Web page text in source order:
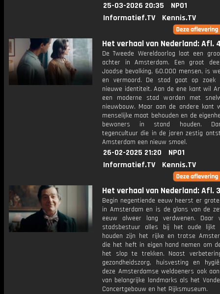
25-03-2026 20:35
NPO1
Informatief.TV
Kennis.TV
Het verhaal van Nederland: Afl.
De Tweede Wereldoorlog laat een
achter in Amsterdam. Een groot
Joodse bevolking, 60.000 mensen, is
en vermoord. De stad gaat op zoek
nieuwe identiteit. Aan de ene kant wil
een moderne stad worden met
nieuwbouw. Maar aan de andere kant
menselijke maat behouden en de
bewoners in stand houden.
tegencultuur die in de jaren zestig
Amsterdam een nieuw smoel.
26-02-2025 21:20
NPO1
Informatief.TV
Kennis.TV
Het verhaal van Nederland: Afl. 3
Begin negentiende eeuw heerst er
in Amsterdam en is de glans van de
eeuw alweer lang verdwenen. Daar
stadsbestuur alles bij het oude lijkt
houden zijn het rijke en trotse
die het heft in eigen hand nemen om
het slop te trekken. Naast
gezondheidszorg, huisvesting en
deze Amsterdamse weldoeners ook
van belangrijke landmarks als het
Concertgebouw en het Rijksmuseum.